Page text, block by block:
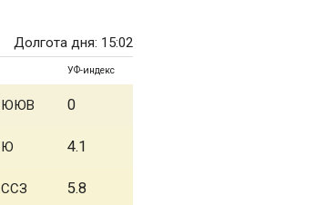
Долгота дня: 15:02
УФ-индекс
ЮЮВ 0
Ю 4.1
ССЗ 5.8